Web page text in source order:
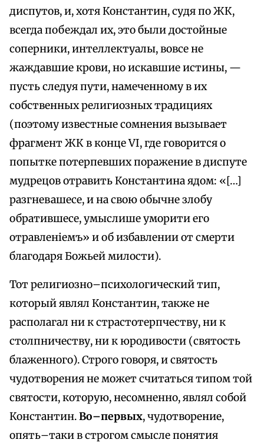
диспутов, и, хотя Константин, судя по ЖК,
всегда побеждал их, это были достойные
соперники, интеллектуалы, вовсе не
жаждавшие крови, но искавшие истины, —
пусть следуя пути, намеченному в их
собственных религиозных традициях
(поэтому известные сомнения вызывает
фрагмент ЖК в конце VI, где говорится о
попытке потерпевших поражение в диспуте
мудрецов отравить Константина ядом: «[…]
разгневашесе, и на свою обычне злобу
обратившесе, умыслише уморити его
отравленіемъ» и об избавлении от смерти
благодаря Божьей милости).
Тот религиозно–психологический тип,
который являл Константин, также не
располагал ни к страстотерпчеству, ни к
столпничеству, ни к юродивости (святость
блаженного). Строго говоря, и святость
чудотворения не может считаться типом той
святости, которую, несомненно, являл собой
Константин.Во–первых, чудотворение,
опять–таки в строгом смысле понятия